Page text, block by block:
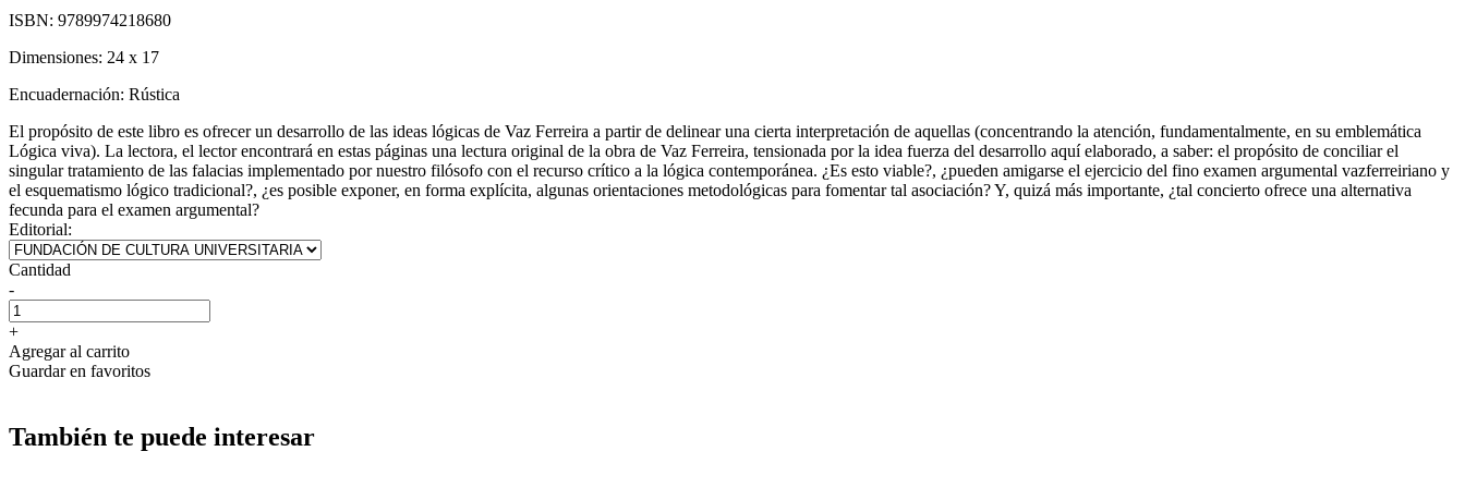
ISBN: 9789974218680
Dimensiones: 24 x 17
Encuadernación: Rústica
El propósito de este libro es ofrecer un desarrollo de las ideas lógicas de Vaz Ferreira a partir de delinear una cierta interpretación de aquellas (concentrando la atención, fundamentalmente, en su emblemática
Lógica viva). La lectora, el lector encontrará en estas páginas una lectura original de la obra de Vaz Ferreira, tensionada por la idea fuerza del desarrollo aquí elaborado, a saber: el propósito de conciliar el
singular tratamiento de las falacias implementado por nuestro filósofo con el recurso crítico a la lógica contemporánea. ¿Es esto viable?, ¿pueden amigarse el ejercicio del fino examen argumental vazferreiriano y
el esquematismo lógico tradicional?, ¿es posible exponer, en forma explícita, algunas orientaciones metodológicas para fomentar tal asociación? Y, quizá más importante, ¿tal concierto ofrece una alternativa
fecunda para el examen argumental?
Editorial:
Cantidad
-
+
Agregar al carrito
Guardar en favoritos
También te puede interesar